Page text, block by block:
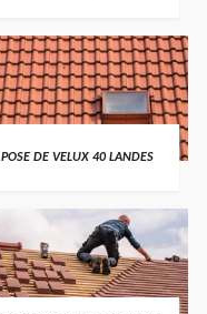
POSE DE VELUX 40 LANDES